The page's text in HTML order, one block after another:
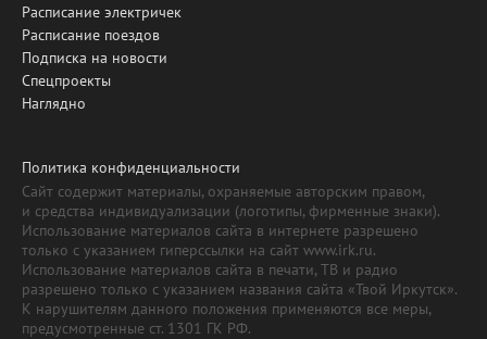
Расписание электричек
Расписание поездов
Подписка на новости
Спецпроекты
Наглядно
Политика конфиденциальности
Сайт содержит материалы, охраняемые авторским правом,
и средства индивидуализации (логотипы, фирменные знаки).
Использование материалов сайта в интернете разрешено
только с указанием гиперссылки на сайт www.irk.ru.
Использование материалов сайта в печати, ТВ и радио
разрешено только с указанием названия сайта «Твой Иркутск».
К нарушителям данного положения применяются все меры,
предусмотренные ст. 1301 ГК РФ.